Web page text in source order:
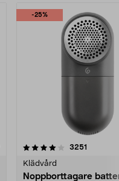
-25%
3251
Klädvård
Noppborttagare
4.5av 5 stjärnor